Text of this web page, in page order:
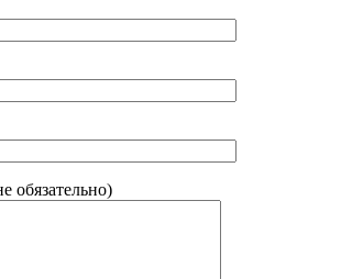
обязательно)